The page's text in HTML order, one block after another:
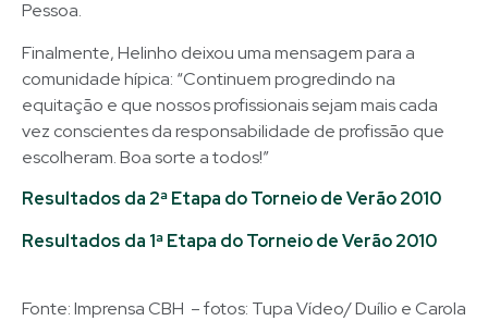
Pessoa.
Finalmente, Helinho deixou uma mensagem para a
comunidade hípica: “Continuem progredindo na
equitação e que nossos profissionais sejam mais cada
vez conscientes da responsabilidade de profissão que
escolheram. Boa sorte a todos!”
Resultados da 2ª Etapa do Torneio de Verão 2010
Resultados da 1ª Etapa do Torneio de Verão 2010
Fonte: Imprensa CBH – fotos: Tupa Vídeo/ Duílio e Carola